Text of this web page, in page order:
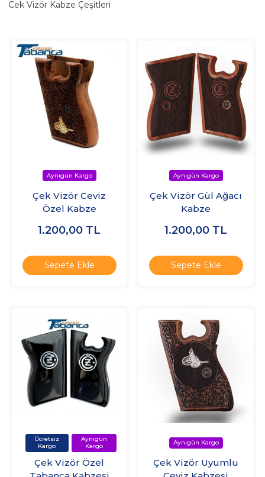
Cek Vizör Kabze Çeşitleri
Çek Vizör Ceviz
Özel Kabze
1.200,00 TL
Sepete Ekle
Çek Vizör Gül Ağacı
Kabze
1.200,00 TL
Sepete Ekle
Çek Vizör Özel
Çek Vizör Uyumlu